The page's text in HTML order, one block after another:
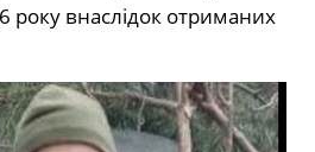
року внаслідок отриманих